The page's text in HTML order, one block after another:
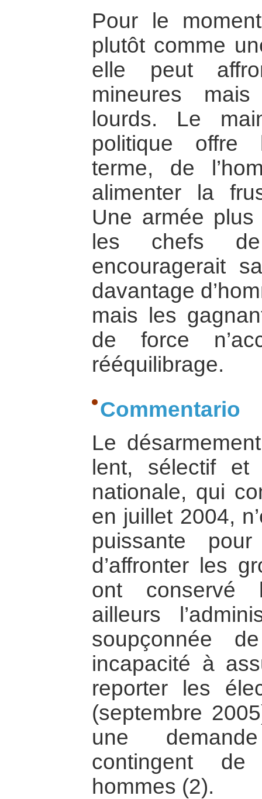
Pour le
plutôt comme
elle peut
mineures
lourds. Le
politique offre
terme, de
alimenter la
Une armée plus
les chefs
encouragerait
davantage
mais les
de force
rééquilibrage.
Commentario
Le
lent, sélectif et
nationale, qui
en juillet 2004,
puissante
d’affronter les
ont conservé
ailleurs
soupçonnée
incapacité à
reporter les
(septembre
une
contingent
hommes (2).